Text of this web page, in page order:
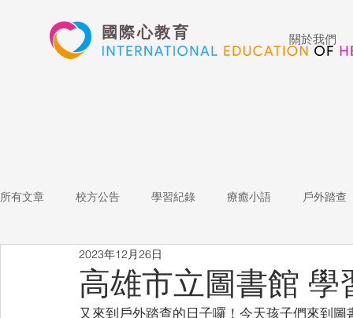
國際心教育 關於我們
所有文章 校方公告 學習紀錄 療癒小語 戶外踏查
表演藝術
高雄市立圖書館 學
2023年12月26日
又來到戶外踏查的日子囉！今天孩子們來到